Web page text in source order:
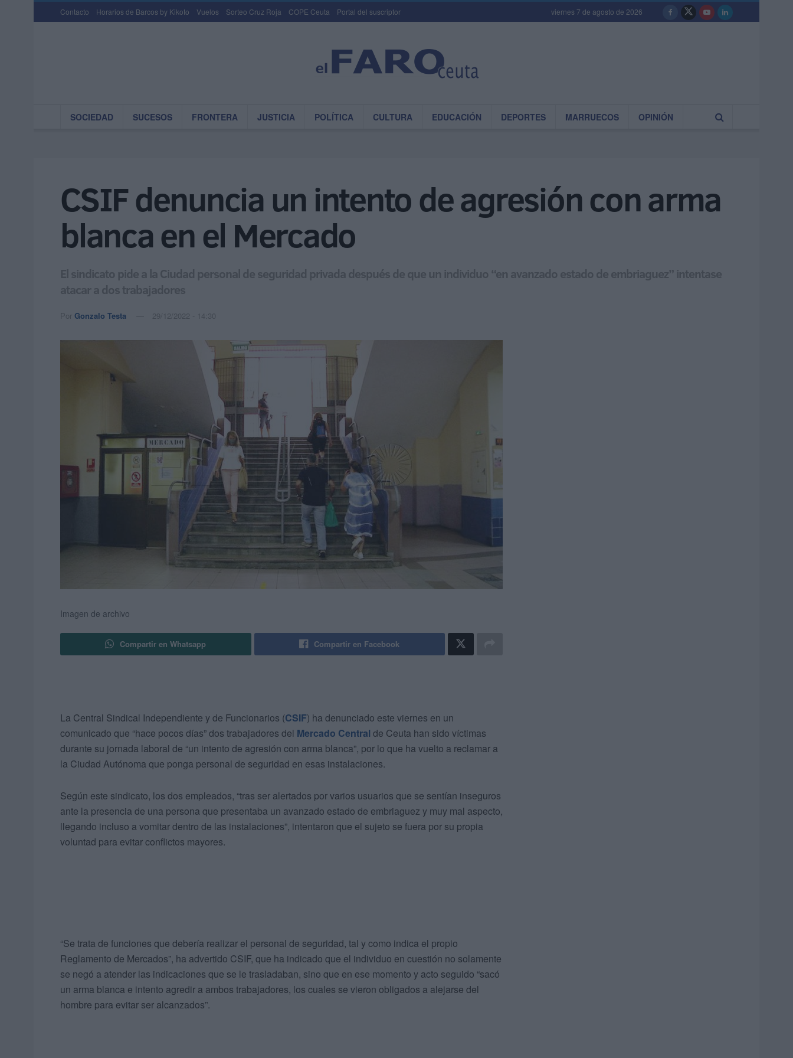
Contacto Horarios de Barcos by Kikoto Vuelos Sorteo Cruz Roja COPE Ceuta Portal del suscriptor viernes 7 de agosto de 2026
SOCIEDAD SUCESOS FRONTERA JUSTICIA POLÍTICA CULTURA EDUCACIÓN DEPORTES MARRUECOS OPINIÓN
CSIF denuncia un intento de agresión con arma
blanca en el Mercado
El sindicato pide a la Ciudad personal de seguridad privada después de que un individuo “en avanzado estado de embriaguez” intentase
atacar a dos trabajadores
Por Gonzalo Testa 29/12/2022 - 14:30
Imagen de archivo
Compartir en Whatsapp Compartir en Facebook
La Central Sindical Independiente y de Funcionarios (CSIF) ha denunciado este viernes en un
comunicado que “hace pocos días” dos trabajadores del Mercado Central de Ceuta han sido víctimas
durante su jornada laboral de “un intento de agresión con arma blanca”, por lo que ha vuelto a reclamar a
la Ciudad Autónoma que ponga personal de seguridad en esas instalaciones.
Según este sindicato, los dos empleados, “tras ser alertados por varios usuarios que se sentían inseguros
ante la presencia de una persona que presentaba un avanzado estado de embriaguez y muy mal aspecto,
llegando incluso a vomitar dentro de las instalaciones”, intentaron que el sujeto se fuera por su propia
voluntad para evitar conflictos mayores.
“Se trata de funciones que debería realizar el personal de seguridad, tal y como indica el propio
Reglamento de Mercados”, ha advertido CSIF, que ha indicado que el individuo en cuestión no solamente
se negó a atender las indicaciones que se le trasladaban, sino que en ese momento y acto seguido “sacó
un arma blanca e intento agredir a ambos trabajadores, los cuales se vieron obligados a alejarse del
hombre para evitar ser alcanzados”.